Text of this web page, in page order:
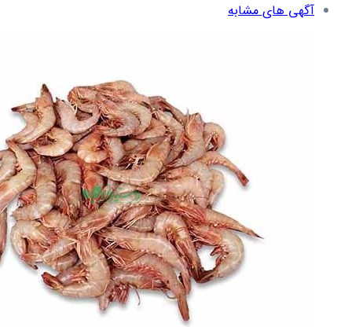
آگهی های مشابه